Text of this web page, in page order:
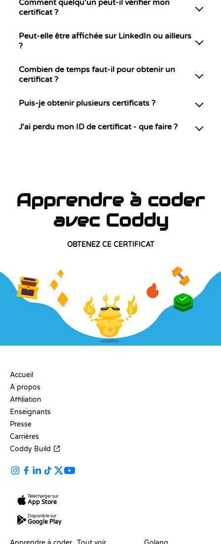
Comment quelqu'un peut-il vérifier mon
certificat ?
Peut-elle être affichée sur LinkedIn ou ailleurs
?
Combien de temps faut-il pour obtenir un
certificat ?
Puis-je obtenir plusieurs certificats ?
J'ai perdu mon ID de certificat - que faire ?
Apprendre à coder
avec Coddy
OBTENEZ CE CERTIFICAT
Accueil
À propos
Affiliation
Enseignants
Presse
Carrières
Coddy Build
Télécharger sur
App Store
Disponible sur
Google Play